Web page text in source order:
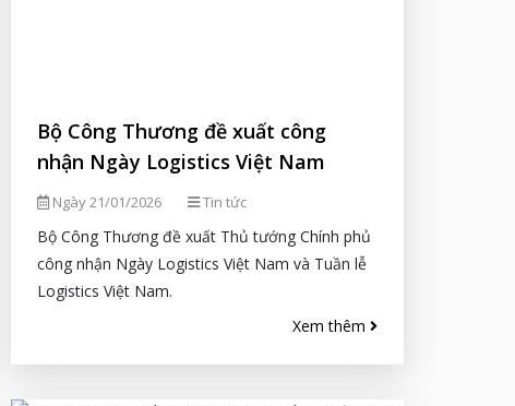
Bộ Công Thương đề xuất công
nhận Ngày Logistics Việt Nam
Ngày 21/01/2026 Tin tức
Bộ Công Thương đề xuất Thủ tướng Chính phủ
công nhận Ngày Logistics Việt Nam và Tuần lễ
Logistics Việt Nam.
Xem thêm